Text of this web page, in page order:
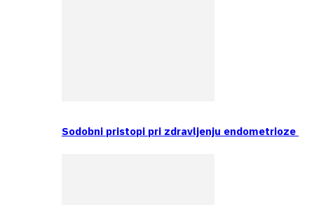
Sodobni pristopi pri zdravljenju endometrioze